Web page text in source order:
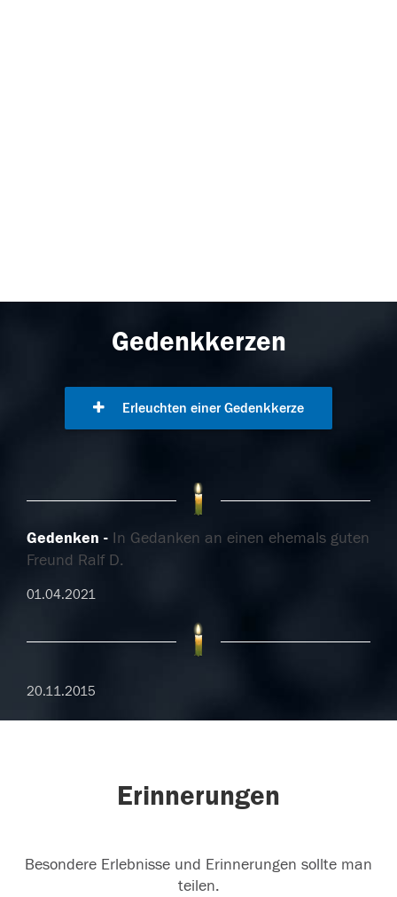
Gedenkkerzen
Erleuchten einer Gedenkkerze
Gedenken
In Gedanken an einen ehemals guten
Freund Ralf D.
01.04.2021
20.11.2015
Erinnerungen
Besondere Erlebnisse und Erinnerungen sollte man
teilen.